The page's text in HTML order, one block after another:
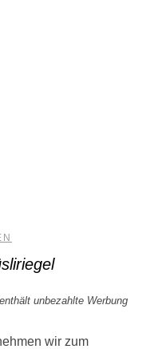
unbezahlte Werbung
wir zum